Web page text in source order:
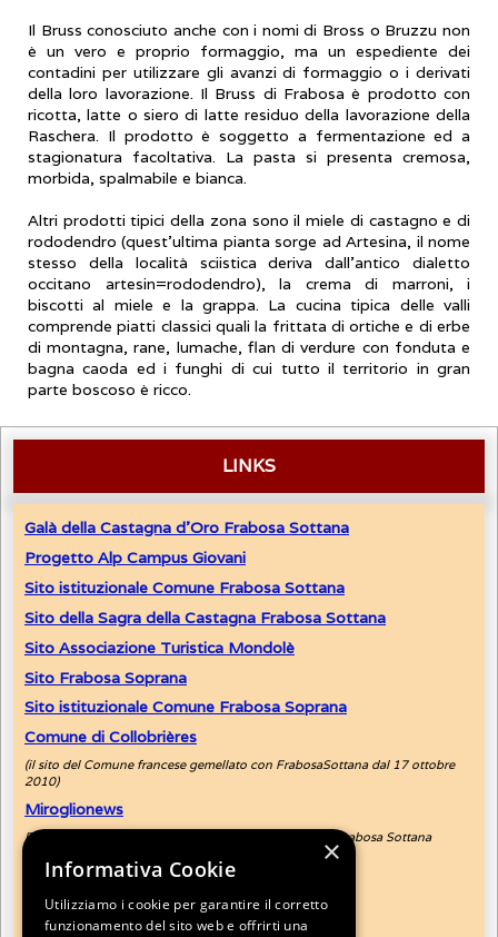
Il Bruss conosciuto anche con i nomi di Bross o Bruzzu non
è un vero e proprio formaggio, ma un espediente dei
contadini per utilizzare gli avanzi di formaggio o i derivati
della loro lavorazione. Il Bruss di Frabosa è prodotto con
ricotta, latte o siero di latte residuo della lavorazione della
Raschera. Il prodotto è soggetto a fermentazione ed a
stagionatura facoltativa. La pasta si presenta cremosa,
morbida, spalmabile e bianca.
Altri prodotti tipici della zona sono il miele di castagno e di
rododendro (quest’ultima pianta sorge ad Artesina, il nome
stesso della località sciistica deriva dall’antico dialetto
occitano artesin=rododendro), la crema di marroni, i
biscotti al miele e la grappa. La cucina tipica delle valli
comprende piatti classici quali la frittata di ortiche e di erbe
di montagna, rane, lumache, flan di verdure con fonduta e
bagna caoda ed i funghi di cui tutto il territorio in gran
parte boscoso è ricco.
LINKS
Galà della Castagna d'Oro Frabosa Sottana
Progetto Alp Campus Giovani
Sito istituzionale Comune Frabosa Sottana
Sito della Sagra della Castagna Frabosa Sottana
Sito Associazione Turistica Mondolè
Sito Frabosa Soprana
Sito istituzionale Comune Frabosa Soprana
Comune di Collobrières
(il sito del Comune francese gemellato con FrabosaSottana dal 17 ottobre
2010)
Miroglionews
Per conoscere Miroglio l'antico borgo del comune di Frabosa Sottana
ilmeteo.it
hoteldellealpi.eu
×
Informativa Cookie
Utilizziamo i cookie per garantire il corretto
funzionamento del sito web e offrirti una